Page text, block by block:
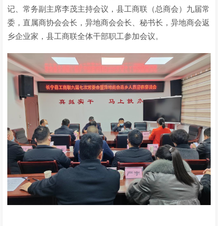
记、常务副主席李茂主持会议，县工商联（总商会）九届常
委，直属商协会会长，异地商会会长、秘书长，异地商会返
乡企业家，县工商联全体干部职工参加会议。